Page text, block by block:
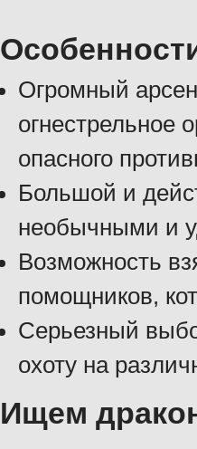
Огромный
огнестрельное
опасного
Большой и
необычными и
Возможность
помощников,
Серьезный
охоту на
Ищем